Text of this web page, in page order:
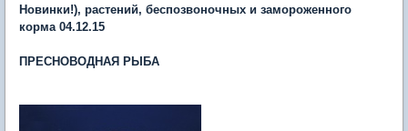
Новинки!), растений, беспозвоночных и замороженного
корма 04.12.15
ПРЕСНОВОДНАЯ РЫБА